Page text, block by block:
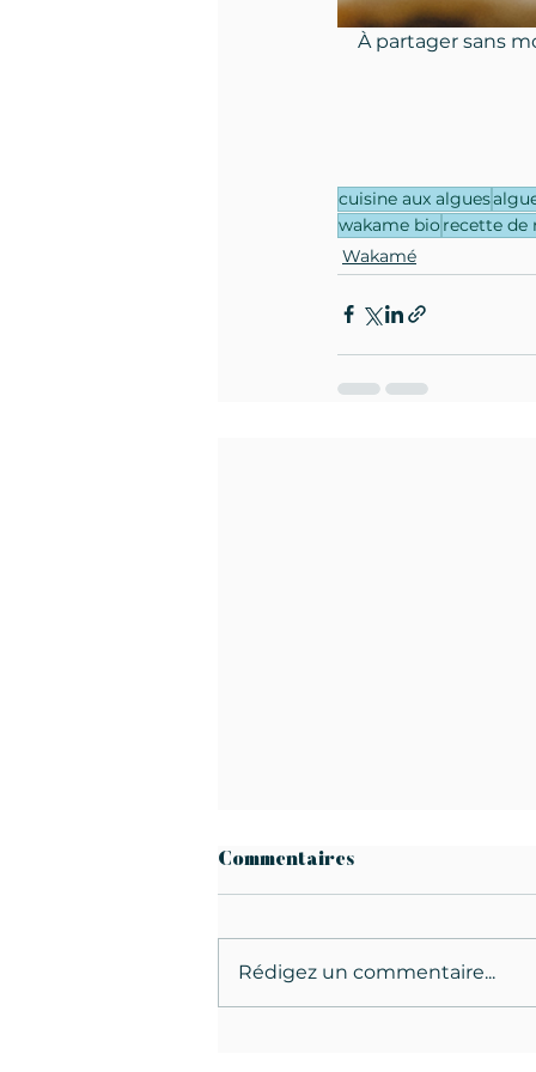
À partager sans
cuisine aux algues
wakame bio recette de
Wakamé
Commentaires
Rédigez un commentaire...